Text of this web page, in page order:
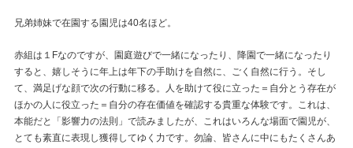
兄弟姉妹で在園する園児は40名ほど。
赤組は１Fなのですが、園庭遊びで一緒になったり、降園で一緒になったり
すると、嬉しそうに年上は年下の手助けを自然に、ごく自然に行う。そし
て、満足げな顔で次の行動に移る。人を助けて役に立った＝自分とう存在が
ほかの人に役立った＝自分の存在価値を確認する貴重な体験です。これは、
本能だと「影響力の法則」で読みましたが、これはいろんな場面で園児が、
とても素直に表現し獲得してゆく力です。勿論、皆さんに中にもたくさんあ